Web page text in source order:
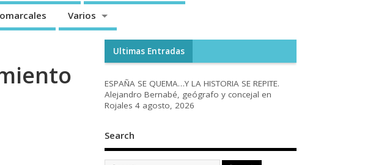
Varios
Ultimas Entradas
ESPAÑA SE QUEMA…Y LA HISTORIA SE REPITE.
Alejandro Bernabé, geógrafo y concejal en
Rojales 4 agosto, 2026
Search